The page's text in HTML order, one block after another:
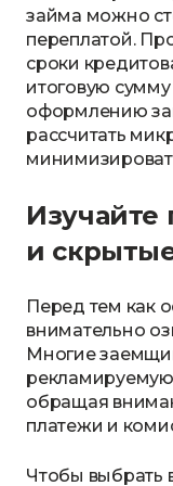
займа можно
переплатой.
сроки
итоговую
оформлению
рассчитать
Изучайте
и
Перед тем как
внимательно
Многие
рекламируемую
обращая
платежи и
Чтобы выбрать